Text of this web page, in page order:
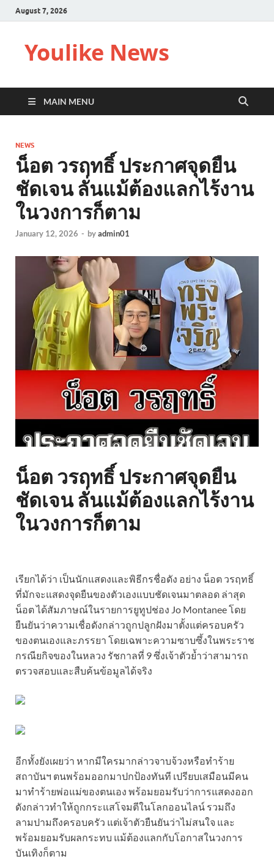
August 7, 2026
Youlike News
MAIN MENU
NEWS
น็อต วรฤทธิ์ ประกาศจุดยืน
ชัดเจน ลั่นแม้ต้องแลกไร้งาน
ในวงการก็ตาม
January 12, 2026 - byadmin01
น็อต วรฤทธิ์ ประกาศจุดยืน
ชัดเจน ลั่นแม้ต้องแลกไร้งาน
ในวงการก็ตาม
เรียกได้ว่า เป็นนักแสดงและพิธีกรชื่อดัง อย่าง น็อต วรฤทธิ์
ที่มักจะแสดงจุดยืนของตัวเองแบบชัดเจนมาตลอด ล่าสุด
น็อต ได้สัมภาษณ์ในรายการยูทูปช่อง Jo Montanee โดย
ยืนยันว่าความเชื่อดังกล่าวถูกปลูกฝังมาตั้งแต่ครอบครัว
ของตนเองและภรรยา โดยเฉพาะความซาบซึ้งในพระราช
กรณียกิจของในหลวง รัชกาลที่ 9 ซึ่งเจ้าตัวย้ำว่าสามารถ
ตรวจสอบและสืบค้นข้อมูลได้จริง
อีกทั้งยังเผยว่า หากมีใครมากล่าวจาบจ้วงหรือทำร้าย
สถาบันฯ ตนพร้อมออกมาปกป้องทันที เปรียบเสมือนมีคน
มาทำร้ายพ่อแม่ของตนเอง พร้อมยอมรับว่าการแสดงออก
ดังกล่าวทำให้ถูกกระแสโจมตีในโลกออนไลน์ รวมถึง
ลามปามถึงครอบครัว แต่เจ้าตัวยืนยันว่าไม่สนใจ และ
พร้อมยอมรับผลกระทบ แม้ต้องแลกกับโอกาสในวงการ
บันเทิงก็ตาม